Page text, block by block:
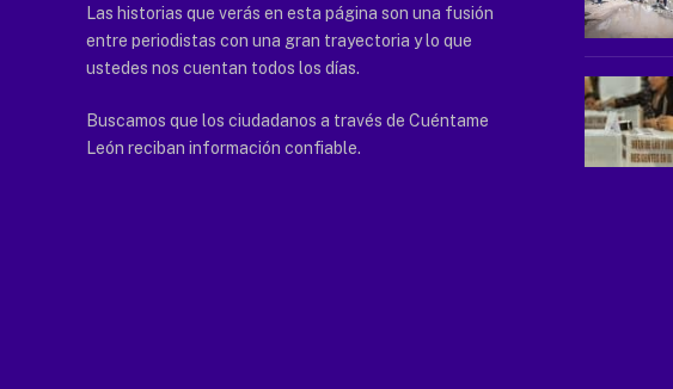
Las historias que verás en esta página son una fusión
entre periodistas con una gran trayectoria y lo que
ustedes nos cuentan todos los días.
Buscamos que los ciudadanos a través de Cuéntame
León reciban información confiable.